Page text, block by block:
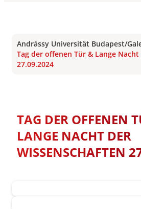
Andrássy Universität Budapest/
Tag der offenen Tür & Lange
27.09.2024
TAG DER OFFENEN
LANGE NACHT DER
WISSENSCHAFTEN